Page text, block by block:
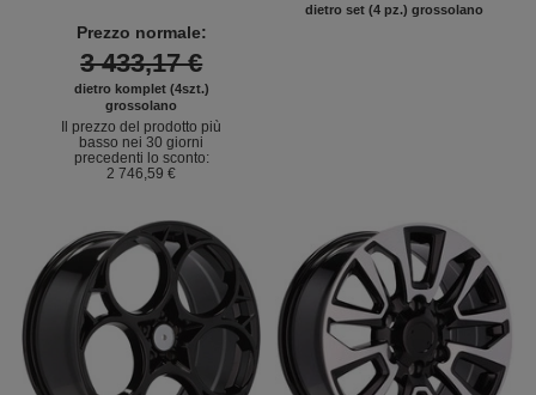
Prezzo normale:
3 433,17 €
dietro komplet (4szt.)
grossolano
Il prezzo del prodotto più
basso nei 30 giorni
precedenti lo sconto:
2 746,59 €
dietro set (4 pz.) grossolano